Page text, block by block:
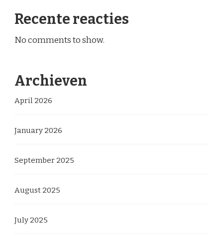
Recente reacties
No comments to show.
Archieven
April 2026
January 2026
September 2025
August 2025
July 2025